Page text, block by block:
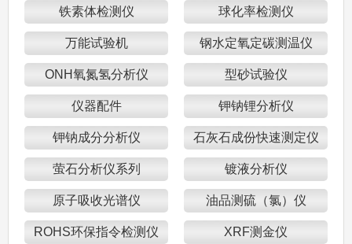
铁素体检测仪 球化率检测仪
万能试验机 钢水定氧定碳测温仪
ONH氧氮氢分析仪 型砂试验仪
仪器配件 钾钠锂分析仪
钾钠成分分析仪 石灰石成份快速测定仪
萤石分析仪系列 镀液分析仪
原子吸收光谱仪 油品测硫（氯）仪
ROHS环保指令检测仪 XRF测金仪